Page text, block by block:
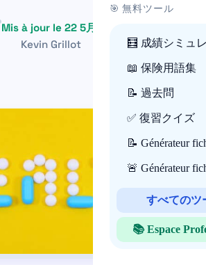
🎯 無料ツール
🧮 成績シミュ
📖 保険用語集
📝 過去問
✅ 復習クイズ
📝 Générateur
🚨 Générateur
すべての
📚 Espace
Mis à jour le 22 5月 2026
Kevin Grillot